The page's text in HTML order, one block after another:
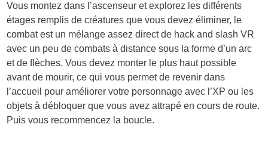
Vous montez dans l’ascenseur et explorez les différents
étages remplis de créatures que vous devez éliminer, le
combat est un mélange assez direct de hack and slash VR
avec un peu de combats à distance sous la forme d’un arc
et de flèches. Vous devez monter le plus haut possible
avant de mourir, ce qui vous permet de revenir dans
l’accueil pour améliorer votre personnage avec l’XP ou les
objets à débloquer que vous avez attrapé en cours de route.
Puis vous recommencez la boucle.